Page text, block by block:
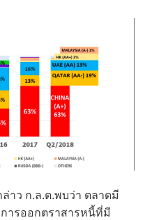
าว ก.ล.ต.พบว่า ตลาดมี
ารออกตราสารหนี้ที่มี